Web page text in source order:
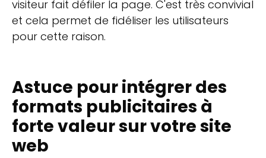
visiteur fait défiler la page. C'est très convivial
et cela permet de fidéliser les utilisateurs
pour cette raison.
Astuce pour intégrer des
formats publicitaires à
forte valeur sur votre site
web